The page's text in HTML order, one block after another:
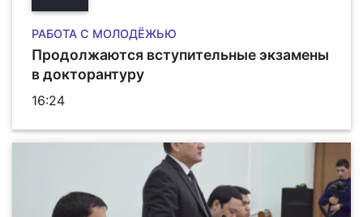
РАБОТА С МОЛОДЁЖЬЮ
Продолжаются вступительные экзамены
в докторантуру
16:24